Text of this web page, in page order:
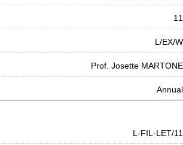
11
L/EX/W
Prof. Josette MARTONE
Annual
L-FIL-LET/11